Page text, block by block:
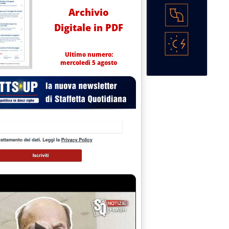
Archivio
Digitale in PDF
Ultimo numero:
mercoledì 5 agosto